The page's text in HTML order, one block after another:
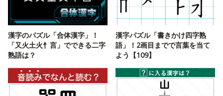
漢字のパズル「合体漢字」！
「又火土火忄言」でできる二字
熟語は？
漢字パズル「書きかけ四字熟
語」！2画目までで言葉を当て
よう【109】